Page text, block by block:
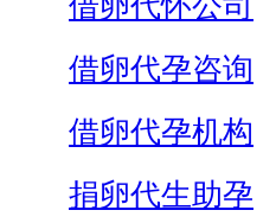
借卵代孕咨询
借卵代孕机构
捐卵代生助孕